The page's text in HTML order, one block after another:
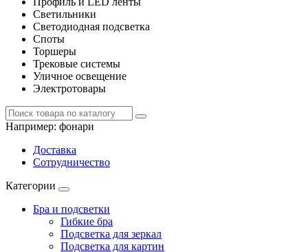
Светильники
Светодиодная подсветка
Споты
Торшеры
Трековые системы
Уличное освещение
Электротовары
Например: фонари
Доставка
Сотрудничество
Категории
Бра и подсветки
Гибкие бра
Подсветка для зеркал
Подсветка для картин